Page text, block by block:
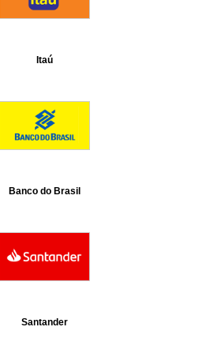
Itaú
Banco do Brasil
Santander